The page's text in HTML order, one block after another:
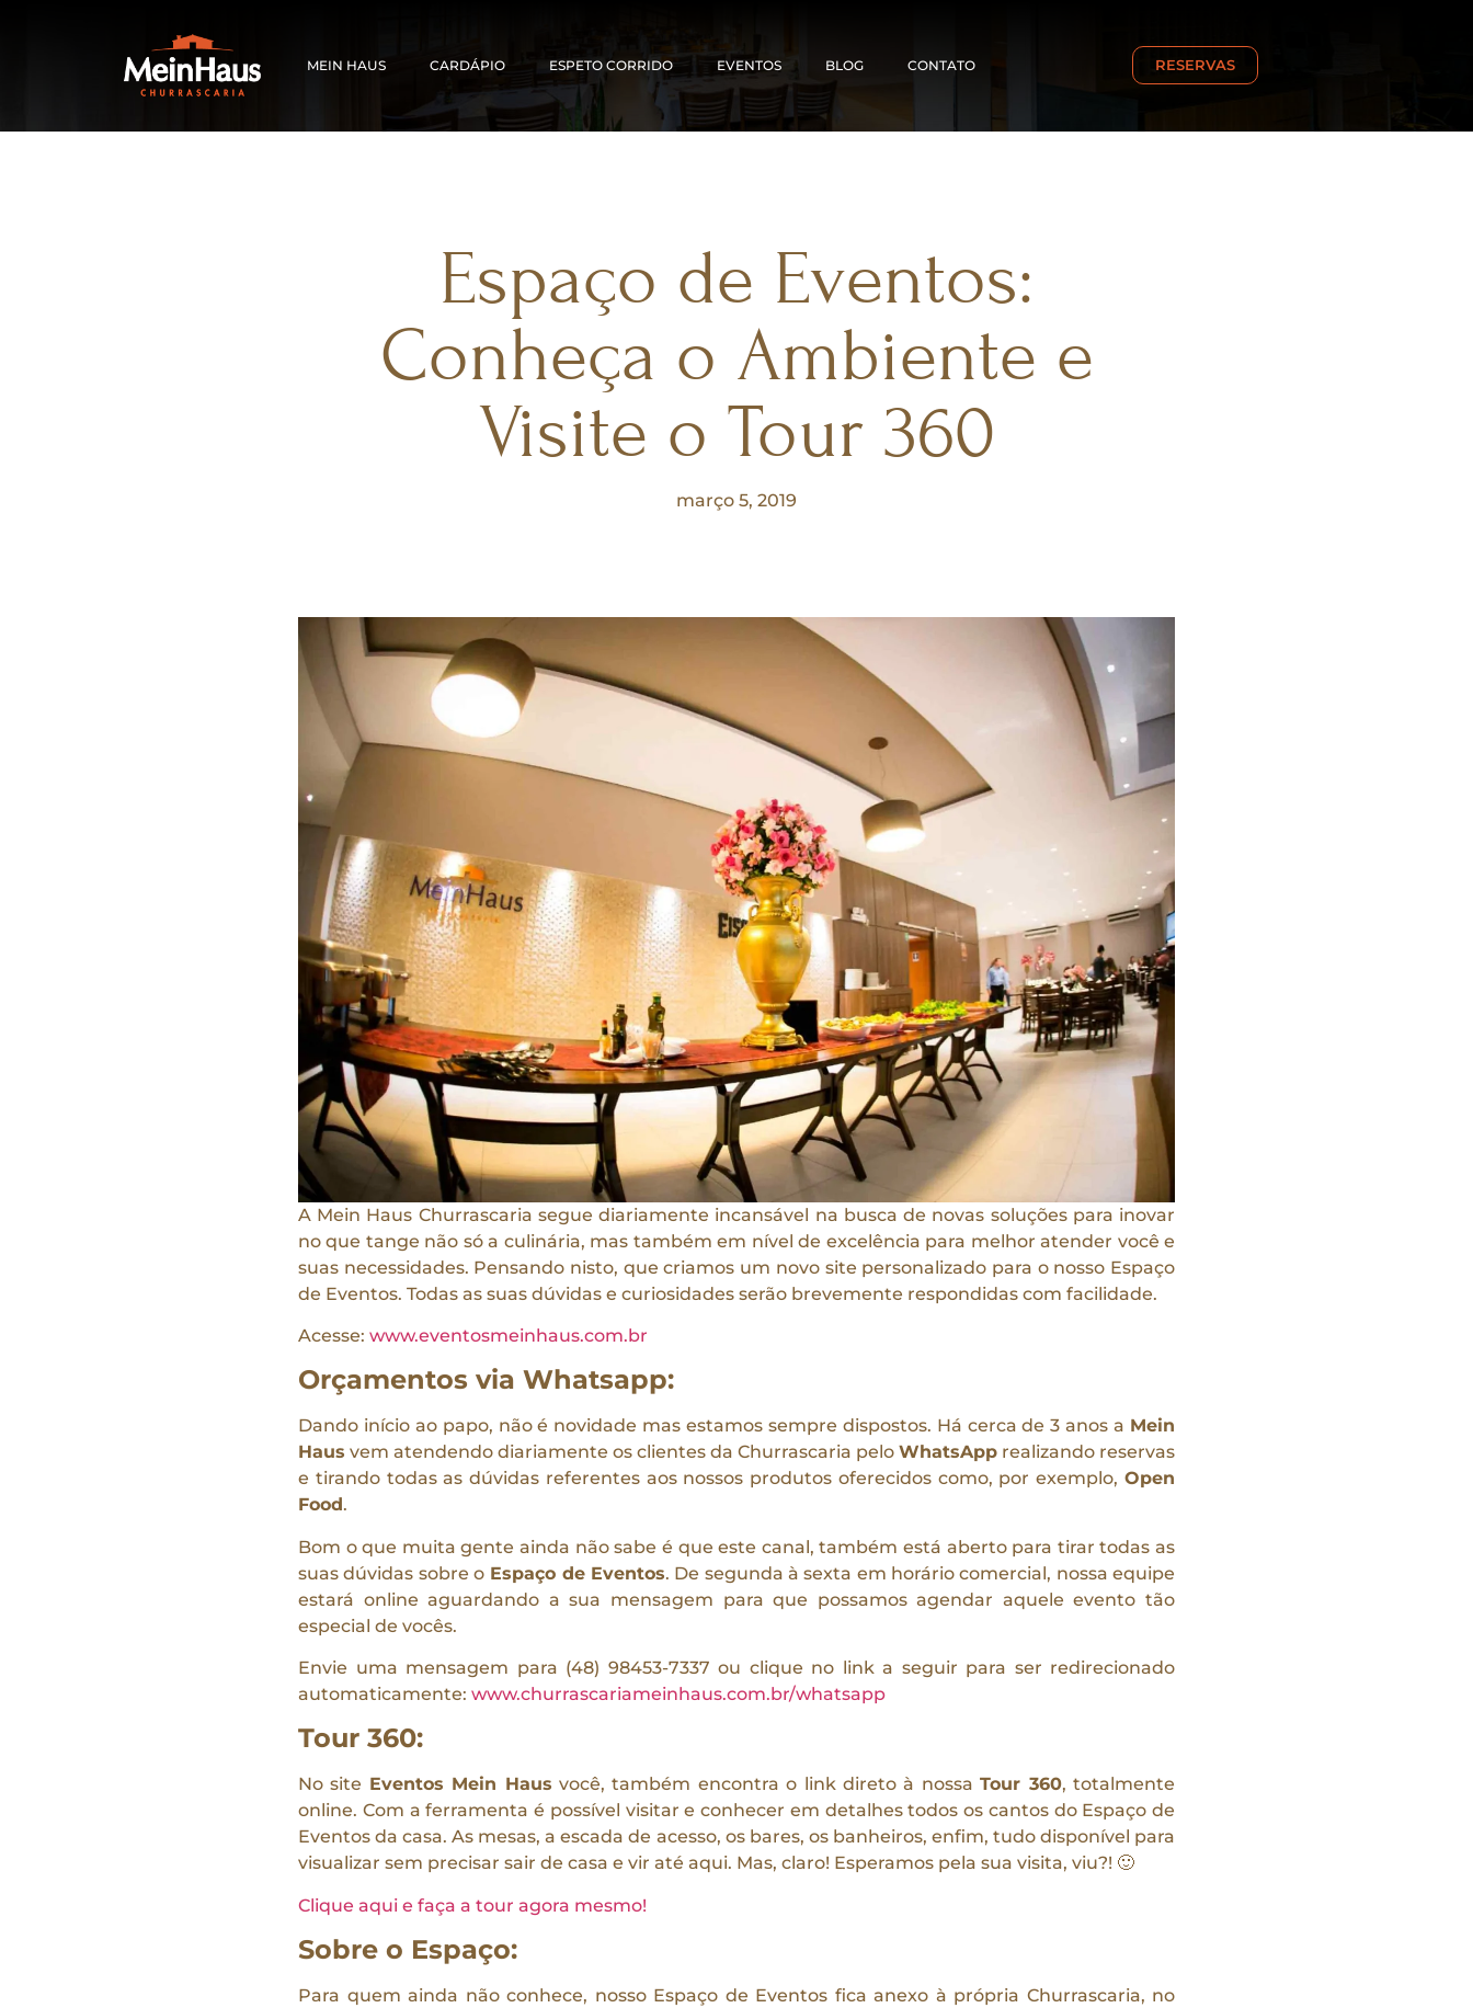
MEIN HAUS CARDÁPIO ESPETO CORRIDO EVENTOS BLOG CONTATO RESERVAS
Espaço de Eventos:
Conheça o Ambiente e
Visite o Tour 360
março 5, 2019
A Mein Haus Churrascaria segue diariamente incansável na busca de novas soluções para inovar
no que tange não só a culinária, mas também em nível de excelência para melhor atender você e
suas necessidades. Pensando nisto, que criamos um novo site personalizado para o nosso Espaço
de Eventos. Todas as suas dúvidas e curiosidades serão brevemente respondidas com facilidade.
Acesse: www.eventosmeinhaus.com.br
Orçamentos via Whatsapp:
Dando início ao papo, não é novidade mas estamos sempre dispostos. Há cerca de 3 anos a Mein
Haus vem atendendo diariamente os clientes da Churrascaria pelo WhatsApp realizando reservas
e tirando todas as dúvidas referentes aos nossos produtos oferecidos como, por exemplo, Open
Food.
Bom o que muita gente ainda não sabe é que este canal, também está aberto para tirar todas as
suas dúvidas sobre o Espaço de Eventos. De segunda à sexta em horário comercial, nossa equipe
estará online aguardando a sua mensagem para que possamos agendar aquele evento tão
especial de vocês.
Envie uma mensagem para (48) 98453-7337 ou clique no link a seguir para ser redirecionado
automaticamente: www.churrascariameinhaus.com.br/whatsapp
Tour 360:
No site Eventos Mein Haus você, também encontra o link direto à nossaTour 360, totalmente
online. Com a ferramenta é possível visitar e conhecer em detalhes todos os cantos do Espaço de
Eventos da casa. As mesas, a escada de acesso, os bares, os banheiros, enfim, tudo disponível para
visualizar sem precisar sair de casa e vir até aqui. Mas, claro! Esperamos pela sua visita, viu?! 🙂
Clique aqui e faça a tour agora mesmo!
Sobre o Espaço:
Para quem ainda não conhece, nosso Espaço de Eventos fica anexo à própria Churrascaria, no